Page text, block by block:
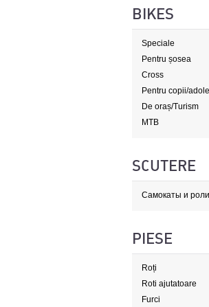
BIKES
Speciale
Pentru șosea
Cross
Pentru copii/
De oraș/Turism
MTB
SCUTERE
Самокаты и
PIESE
Roți
Roti ajutatoare
Furci